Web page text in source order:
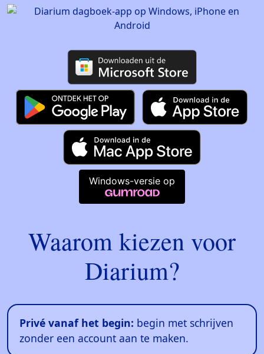
Windows-versie op
Waarom kiezen voor
Diarium?
Privé vanaf het begin: begin met schrijven
zonder een account aan te maken.